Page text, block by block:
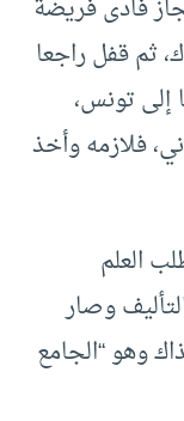
فأدى فريضة
ثم قفل راجعا
إلى تونس،
فلازمه وأخذ
العلم
وصار
وهو “الجامع